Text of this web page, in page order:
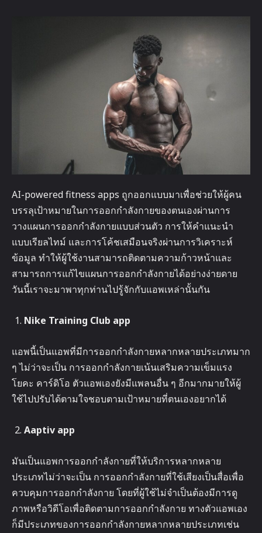
AI-powered fitness apps ถูกออกแบบมาเพื่อช่วยให้ผู้คน
บรรลุเป้าหมายในการออกกำลังกายของตนเองผ่านการ
วางแผนการออกกำลังกายแบบส่วนตัว การให้คำแนะนำ
แบบเรียลไทม์ และการโค้ชเสมือนจริงผ่านการวิเคราะห์
ข้อมูล ทำให้ผู้ใช้งานสามารถติดตามความก้าวหน้าและ
สามารถการแก้ไขแผนการออกกำลังกายได้อย่างง่ายดาย
วันนี้เราจะมาพาทุกท่านไปรู้จักกับแอพเหล่านั้นกัน
Nike Training Club app
แอพนี้เป็นแอพที่มีการออกกำลังกายหลากหลายประเภทมาก
ๆ ไม่ว่าจะเป็น การออกกำลังกายเน้นเสริมความเข็มแรง
โยคะ คาร์ดิโอ ตัวแอพเองยังมีแพลนอื่น ๆ อีกมากมายให้ผู้
ใช้ไปปรับได้ตามใจชอบตามเป้าหมายที่ตนเองอยากได้
Aaptiv app
มันเป็นแอพการออกกำลังกายที่ให้บริการหลากหลาย
ประเภทไม่ว่าจะเป็น การออกกำลังกายที่ใช้เสียงเป็นสื่อเพื่อ
ควบคุมการออกกำลังกาย โดยที่ผู้ใช้ไม่จำเป็นต้องมีการดู
ภาพหรือวิดีโอเพื่อติดตามการออกกำลังกาย ทางตัวแอพเอง
ก็มีประเภทของการออกกำลังกายหลากหลายประเภทเช่น